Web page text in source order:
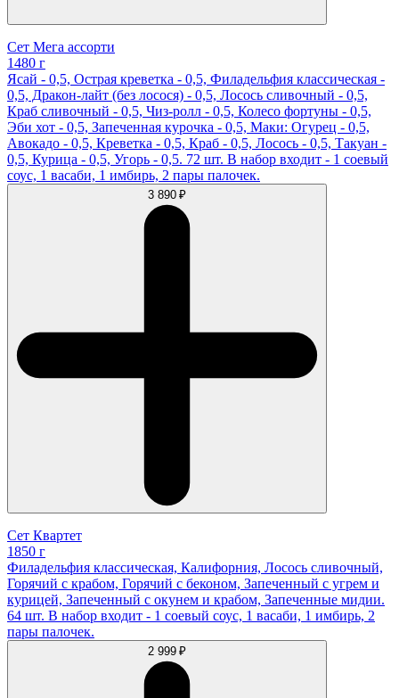
Сет Мега ассорти
1480 г
Ясай - 0,5, Острая креветка - 0,5, Филадельфия классическая -
0,5, Дракон-лайт (без лосося) - 0,5, Лосось сливочный - 0,5,
Краб сливочный - 0,5, Чиз-ролл - 0,5, Колесо фортуны - 0,5,
Эби хот - 0,5, Запеченная курочка - 0,5, Маки: Огурец - 0,5,
Авокадо - 0,5, Креветка - 0,5, Краб - 0,5, Лосось - 0,5, Такуан -
0,5, Курица - 0,5, Угорь - 0,5. 72 шт. В набор входит - 1 соевый
соус, 1 васаби, 1 имбирь, 2 пары палочек.
3 890 ₽
Сет Квартет
1850 г
Филадельфия классическая, Калифорния, Лосось сливочный,
Горячий с крабом, Горячий с беконом, Запеченный с угрем и
курицей, Запеченный с окунем и крабом, Запеченные мидии.
64 шт. В набор входит - 1 соевый соус, 1 васаби, 1 имбирь, 2
пары палочек.
2 999 ₽